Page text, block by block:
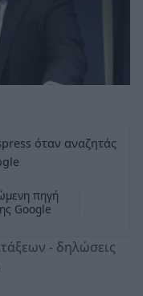
όταν αναζητάς
πηγή
Google
- δηλώσεις